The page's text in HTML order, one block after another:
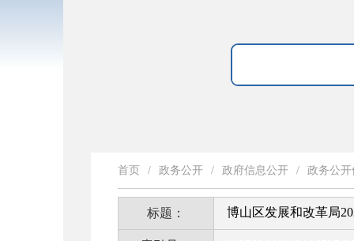
首页 / 政务公开 / 政府信息公开 / 政务公
标题： 博山区发展和改革局